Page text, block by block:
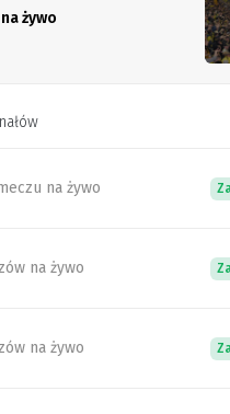
żywo
na żywo
na żywo
na żywo